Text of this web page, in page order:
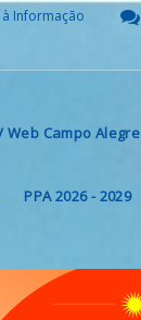
Informação
Web Campo Alegre
PPA 2026 - 2029